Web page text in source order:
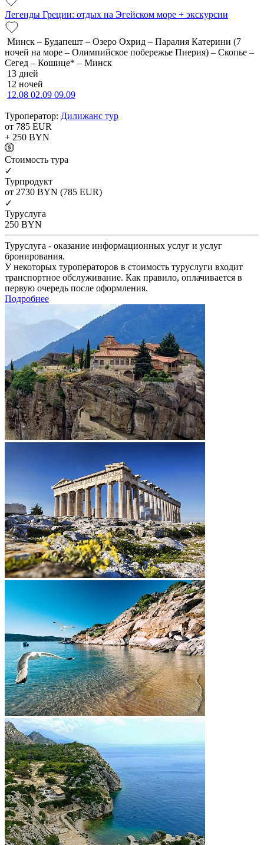
Легенды Греции: отдых на Эгейском море + экскурсии
Минск – Будапешт – Озеро Охрид – Паралия Катерини (7
ночей на море – Олимпийское побережье Пиерия) – Скопье –
Сегед – Кошице* – Минск
13 дней
12 ночей
12.08 02.09 09.09
Туроператор: Дилижанс тур
от 785 EUR
+ 250 BYN
Cтоимость тура
✓
Турпродукт
от 2730 BYN (785 EUR)
✓
Туруслуга
250 BYN
Туруслуга - оказание информационных услуг и услуг
бронирования.
У некоторых туроператоров в стоимость туруслуги входит
транспортное обслуживание. Как правило, оплачивается в
первую очередь после оформления.
Подробнее